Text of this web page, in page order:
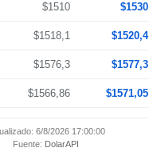
$1510 $1530
$1518,1 $1520,4
$1576,3 $1577,3
$1566,86 $1571,05
6/8/2026 17:00:00
Fuente: DolarAPI